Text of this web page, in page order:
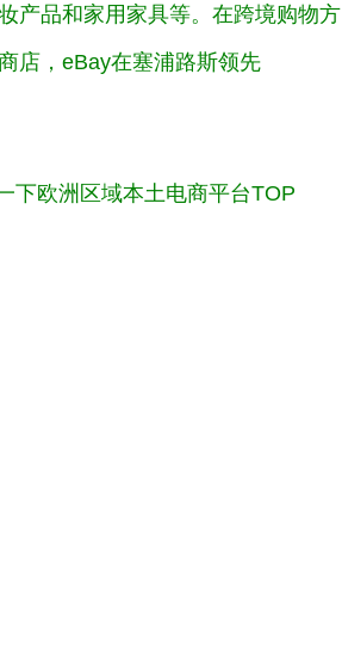
产品和家用家具等。在跨境购物方
店，eBay在塞浦路斯领先
下欧洲区域本土电商平台TOP